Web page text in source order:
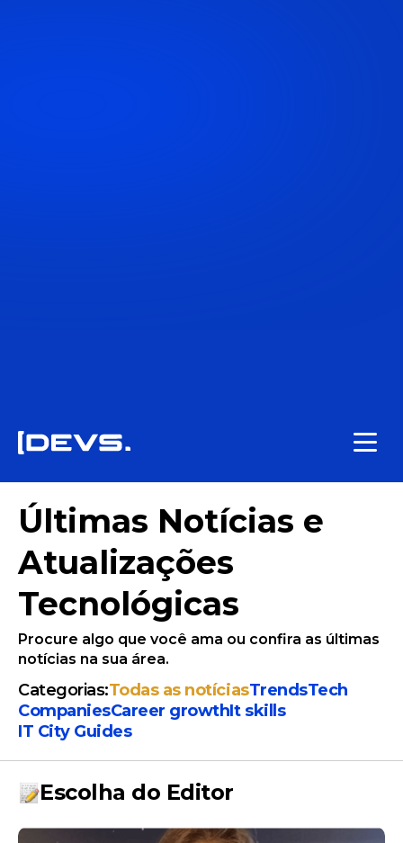
Últimas Notícias e
Atualizações
Tecnológicas
Procure algo que você ama ou confira as últimas
notícias na sua área.
Categorias:Todas as notíciasTrendsTech
CompaniesСareer growthIt skills
IT City Guides
Escolha do Editor